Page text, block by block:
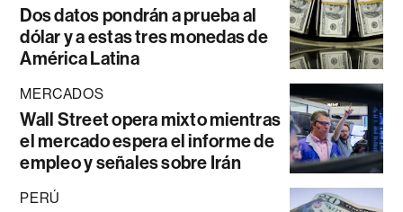
Dos datos pondrán a prueba al
dólar y a estas tres monedas de
América Latina
MERCADOS
Wall Street opera mixto mientras
el mercado espera el informe de
empleo y señales sobre Irán
PERÚ